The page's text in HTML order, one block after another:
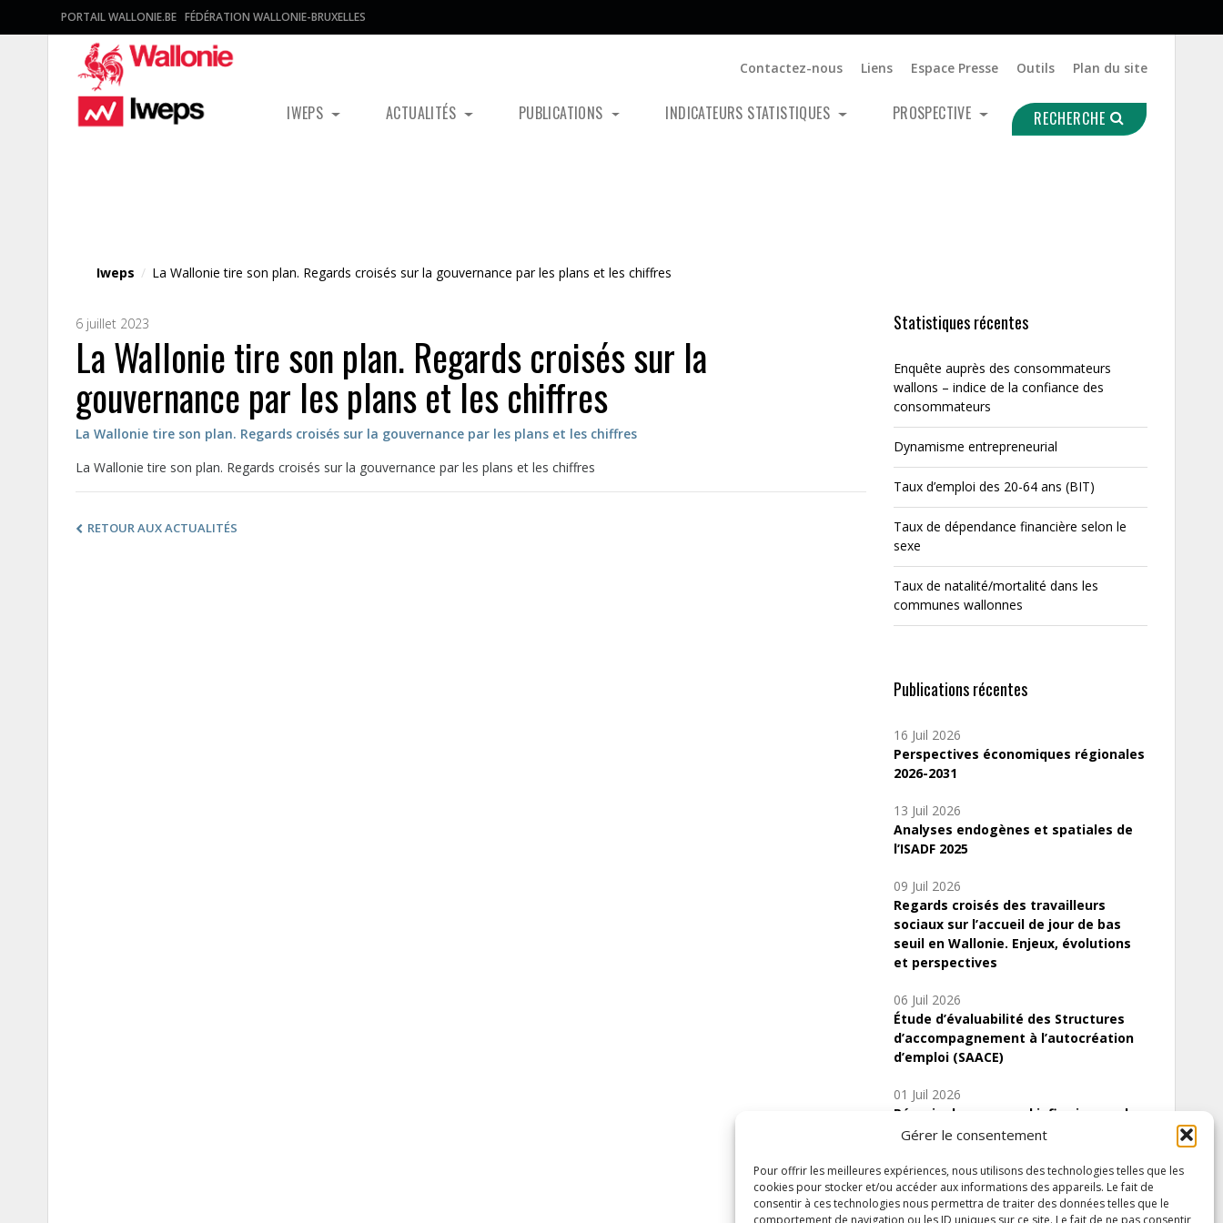
Gérer le consentement
Pour offrir les meilleures expériences, nous utilisons des technologies telles que les
cookies pour stocker et/ou accéder aux informations des appareils. Le fait de
consentir à ces technologies nous permettra de traiter des données telles que le
comportement de navigation ou les ID uniques sur ce site. Le fait de ne pas consentir
PORTAIL WALLONIE.BE FÉDÉRATION WALLONIE-BRUXELLES
Contactez-nous Liens Espace Presse Outils Plan du site
IWEPS ACTUALITÉS PUBLICATIONS INDICATEURS STATISTIQUES PROSPECTIVE RECHERCHE
Iweps / La Wallonie tire son plan. Regards croisés sur la gouvernance par les plans et les chiffres
6 juillet 2023
La Wallonie tire son plan. Regards croisés sur la
gouvernance par les plans et les chiffres
La Wallonie tire son plan. Regards croisés sur la gouvernance par les plans et les chiffres
La Wallonie tire son plan. Regards croisés sur la gouvernance par les plans et les chiffres
RETOUR AUX ACTUALITÉS
Statistiques récentes
Enquête auprès des consommateurs
wallons – indice de la confiance des
consommateurs
Dynamisme entrepreneurial
Taux d’emploi des 20-64 ans (BIT)
Taux de dépendance financière selon le
sexe
Taux de natalité/mortalité dans les
communes wallonnes
Publications récentes
16 Juil 2026
Perspectives économiques régionales
2026-2031
13 Juil 2026
Analyses endogènes et spatiales de
l’ISADF 2025
09 Juil 2026
Regards croisés des travailleurs
sociaux sur l’accueil de jour de bas
seuil en Wallonie. Enjeux, évolutions
et perspectives
06 Juil 2026
Étude d’évaluabilité des Structures
d’accompagnement à l’autocréation
d’emploi (SAACE)
01 Juil 2026
Pénurie du personnel infirmier :quels
indicateurs d’offre de soins pour